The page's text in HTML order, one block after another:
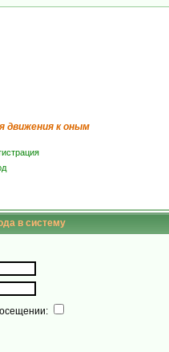
движения к оным
в систему